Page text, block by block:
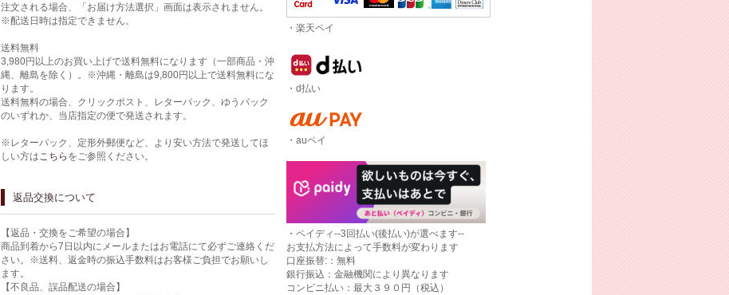
注文される場合、「お届け方法選択」画面は表示されません。
※配送日時は指定できません。
送料無料
3,980円以上のお買い上げで送料無料になります（一部商品・沖
縄、離島を除く）。※沖縄・離島は9,800円以上で送料無料にな
ります。
送料無料の場合、クリックポスト、レターパック、ゆうパック
のいずれか、当店指定の便で発送されます。
※レターパック、定形外郵便など、より安い方法で発送してほ
しい方はこちら をご参照ください。
返品交換について
【返品・交換をご希望の場合】
商品到着から7日以内にメールまたはお電話にて必ずご連絡くだ
さい。※送料、返金時の振込手数料はお客様ご負担でお願いし
ます。
【不良品、誤品配送の場合】
・楽天ペイ
・d払い
・auペイ
・ペイディ--3回払い(後払い)が選べます--
お支払方法によって手数料が変わります
口座振替:：無料
銀行振込：金融機関により異なります
コンビニ払い：最大３９０円（税込）